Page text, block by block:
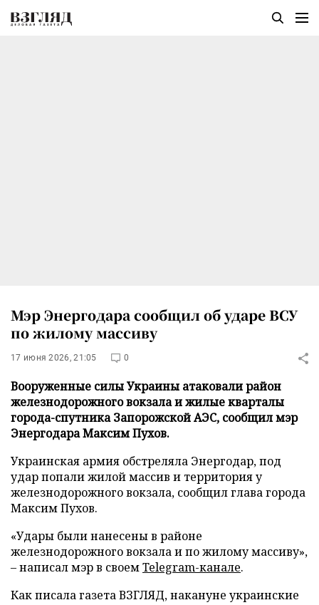
Мэр Энергодара сообщил об ударе ВСУ
по жилому массиву
17 июня 2026, 21:05 0
Вооруженные силы Украины атаковали район
железнодорожного вокзала и жилые кварталы
города-спутника Запорожской АЭС, сообщил мэр
Энергодара Максим Пухов.
Украинская армия обстреляла Энергодар, под
удар попали жилой массив и территория у
железнодорожного вокзала, сообщил глава города
Максим Пухов.
«Удары были нанесены в районе
железнодорожного вокзала и по жилому массиву»,
– написал мэр в своемTelegram-канале.
Как писала газета ВЗГЛЯД, накануне украинские